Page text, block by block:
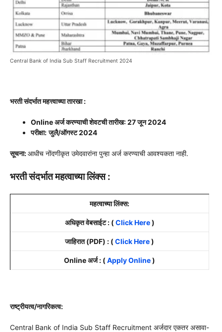
Central Bank of India Sub Staff Recruitment 2024
भरती संदर्भात महत्त्वाच्या तारखा :
Online अर्ज करण्याची शेवटची तारीख: 27 जून 2024
परीक्षा: जुलै/ऑगस्ट 2024
सूचना:आधीच नोंदणीकृत उमेदवारांना पुन्हा अर्ज करण्याची आवश्यकता नाही.
भरती संदर्भात महत्वाच्या लिंक्स :
महत्वाच्या लिंक्स:
अधिकृत वेबसाईट : ( Click Here)
जाहिरात (PDF) : ( Click Here)
Online अर्ज : ( Apply Online)
राष्ट्रीयत्व/नागरिकत्व:
Central Bank of India Sub Staff Recruitment अर्जदार एकतर असावा-